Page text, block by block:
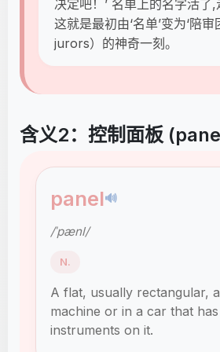
决定吧！’ 名单上的名字活了
这就是最初由‘名单’变为‘陪
jurors）的神奇一刻。
含义2：控制面板
panel🔊
/ˈpænl/
N.
A flat, usually rectangular,
machine or in a car that
instruments on it.